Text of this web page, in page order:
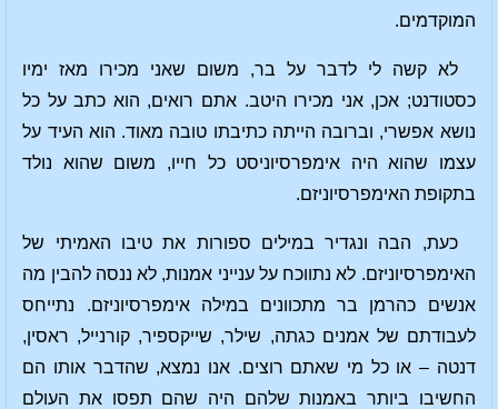
המוקדמים.
לא קשה לי לדבר על בר, משום שאני מכירו מאז ימיו
כסטודנט; אכן, אני מכירו היטב. אתם רואים, הוא כתב על כל
נושא אפשרי, וברובה הייתה כתיבתו טובה מאוד. הוא העיד על
עצמו שהוא היה אימפרסיוניסט כל חייו, משום שהוא נולד
בתקופת האימפרסיוניזם.
כעת, הבה ונגדיר במילים ספורות את טיבו האמיתי של
האימפרסיוניזם. לא נתווכח על ענייני אמנות, לא ננסה להבין מה
אנשים כהרמן בר מתכוונים במילה אימפרסיוניזם. נתייחס
לעבודתם של אמנים כגתה, שילר, שייקספיר, קורנייל, ראסין,
דנטה – או כל מי שאתם רוצים. אנו נמצא, שהדבר אותו הם
החשיבו ביותר באמנות שלהם היה שהם תפסו את העולם